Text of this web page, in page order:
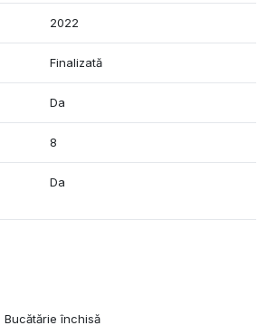
2022
Finalizată
Da
8
Da
Bucătărie închisă